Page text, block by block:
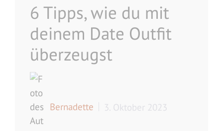
6 Tipps, wie du mit
deinem Date Outfit
überzeugst
Bernadette 3. Oktober 2023